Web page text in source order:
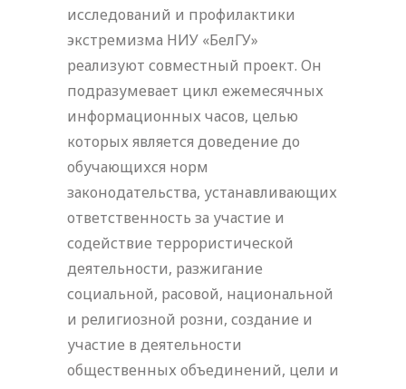
исследований и профилактики
экстремизма НИУ «БелГУ»
реализуют совместный проект. Он
подразумевает цикл ежемесячных
информационных часов, целью
которых является доведение до
обучающихся норм
законодательства, устанавливающих
ответственность за участие и
содействие террористической
деятельности, разжигание
социальной, расовой, национальной
и религиозной розни, создание и
участие в деятельности
общественных объединений, цели и